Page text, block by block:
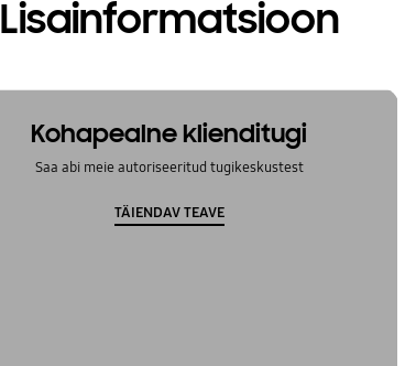
Lisainformatsioon
Kohapealne klienditugi
Saa abi meie autoriseeritud tugikeskustest
TÄIENDAV TEAVE